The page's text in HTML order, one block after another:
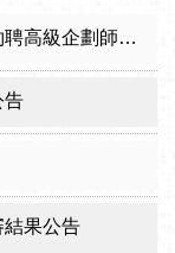
合格名單暨甄試公告
告
結果公告